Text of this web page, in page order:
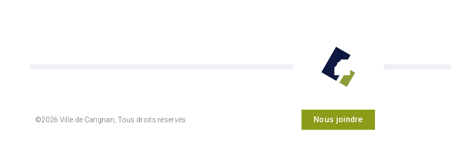
©2026 Ville de Carignan, Tous droits réservés Nous joindre